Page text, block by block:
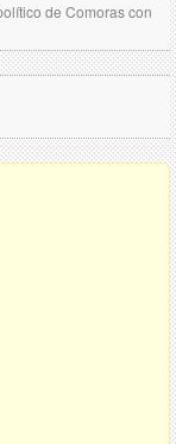
de Comoras con